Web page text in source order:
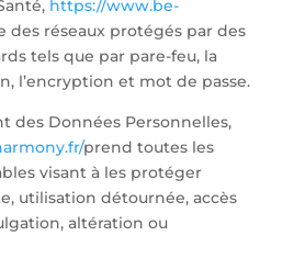
https://www.be-
des réseaux protégés par des
tels que par pare-feu, la
l’encryption et mot de passe.
des Données Personnelles,
prend toutes les
visant à les protéger
utilisation détournée, accès
altération ou